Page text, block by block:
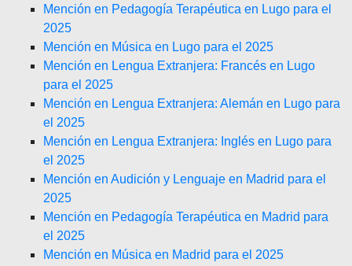
Mención en Pedagogía Terapéutica en Lugo para el
2025
Mención en Música en Lugo para el 2025
Mención en Lengua Extranjera: Francés en Lugo
para el 2025
Mención en Lengua Extranjera: Alemán en Lugo para
el 2025
Mención en Lengua Extranjera: Inglés en Lugo para
el 2025
Mención en Audición y Lenguaje en Madrid para el
2025
Mención en Pedagogía Terapéutica en Madrid para
el 2025
Mención en Música en Madrid para el 2025